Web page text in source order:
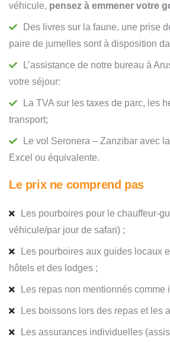
véhicule, pensez à emmener votre
Des livres sur la faune, une prise
paire de jumelles sont à disposition
L’assistance de notre bureau à
votre séjour:
La TVA sur les taxes de parc, les
transport;
Le vol Seronera – Zanzibar avec
Excel ou équivalente.
Le prix ne comprend pas
Les pourboires pour le chauffeur-
véhicule/par jour de safari) ;
Les pourboires aux guides locaux
hôtels et des lodges ;
Les repas non mentionnés comme
Les boissons lors des repas et les
Les assurances individuelles